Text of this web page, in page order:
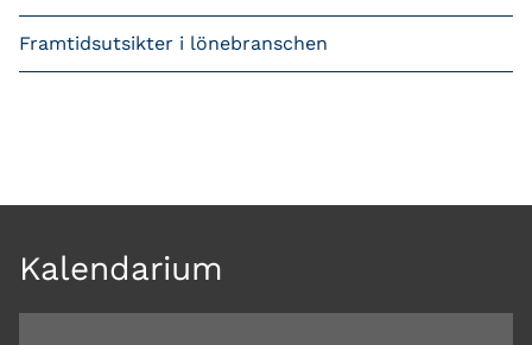
Framtidsutsikter i lönebranschen
Kalendarium